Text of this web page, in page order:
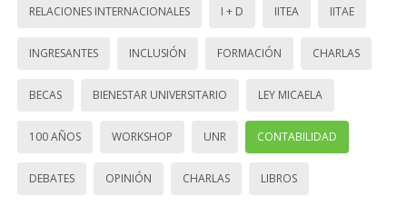
RELACIONES INTERNACIONALES I + D IITEA IITAE
INGRESANTES INCLUSIÓN FORMACIÓN CHARLAS
BECAS BIENESTAR UNIVERSITARIO LEY MICAELA
100 AÑOS WORKSHOP UNR CONTABILIDAD
DEBATES OPINIÓN CHARLAS LIBROS